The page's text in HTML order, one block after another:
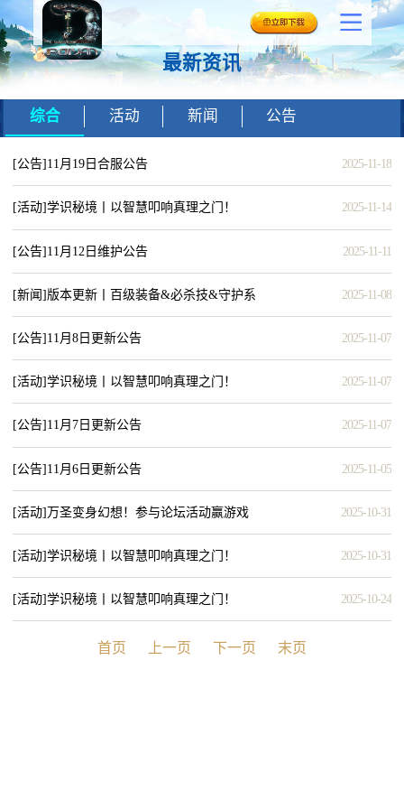
最新资讯
综合 活动 新闻 公告
[公告] 11月19日合服公告 2025-11-18
[活动]学识秘境丨以智慧叩响真理之门！
（第4期）
2025-11-14
[公告]11月12日维护公告 2025-11-11
[新闻] 版本更新丨百级装备&必杀技&守护系
统同步登场，海量优化畅玩无忧！
2025-11-08
[公告] 11月8日更新公告 2025-11-07
[活动]学识秘境丨以智慧叩响真理之门！
（第3期）
2025-11-07
[公告] 11月7日更新公告 2025-11-07
[公告]11月6日更新公告 2025-11-05
[活动] 万圣变身幻想！参与论坛活动赢游戏
好礼！
2025-10-31
[活动]学识秘境丨以智慧叩响真理之门！
（第2期）
2025-10-31
[活动]学识秘境丨以智慧叩响真理之门！
（第1期）
2025-10-24
首页 上一页 下一页 末页